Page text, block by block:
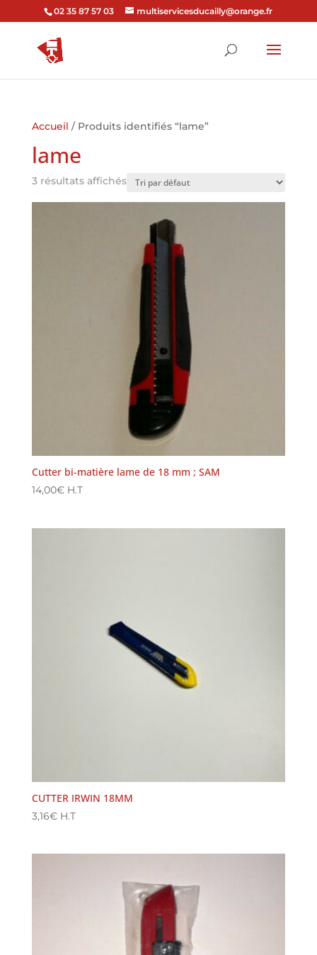
02 35 87 57 03 multiservicesducailly@orange.fr
Accueil / Produits identifiés “lame”
lame
3 résultats affichés
Cutter bi-matière lame de 18 mm ; SAM
14,00€ H.T
CUTTER IRWIN 18MM
3,16€ H.T